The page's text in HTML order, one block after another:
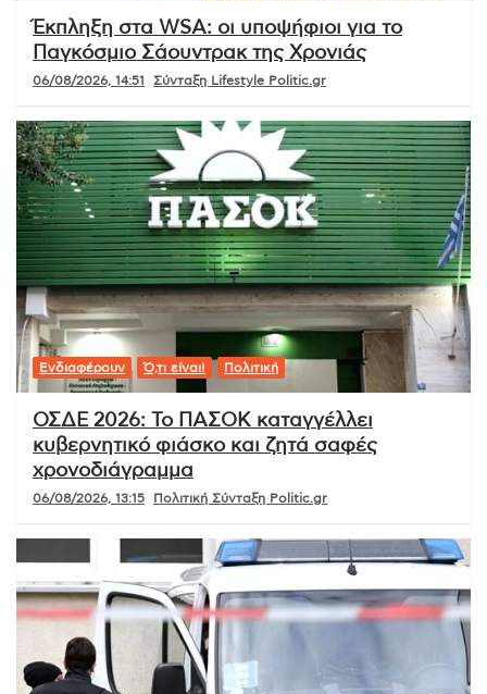
Έκπληξη στα WSA: οι υποψήφιοι για το
Παγκόσμιο Σάουντρακ της Χρονιάς
06/08/2026, 14:51 Σύνταξη Lifestyle Politic.gr
Ενδιαφέρουν Ό,τι είναι! Πολιτική
ΟΣΔΕ 2026: Το ΠΑΣΟΚ καταγγέλλει
κυβερνητικό φιάσκο και ζητά σαφές
χρονοδιάγραμμα
06/08/2026, 13:15 Πολιτική Σύνταξη Politic.gr